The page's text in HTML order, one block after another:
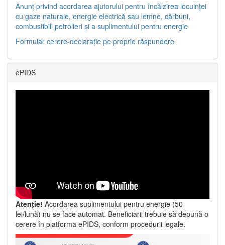
Anunț privind acordarea ajutorului pentru încălzirea locuinței
cu gaze naturale, energie electrică sau lemne, cărbuni,
combustibili petrolieri și a suplimentului pentru energie
Formular cerere-declarație pe proprie răspundere
ePIDS
Atenție! Acordarea suplimentului pentru energie (50
lei/lună) nu se face automat. Beneficiarii trebuie să depună o
cerere în platforma ePIDS, conform procedurii legale.